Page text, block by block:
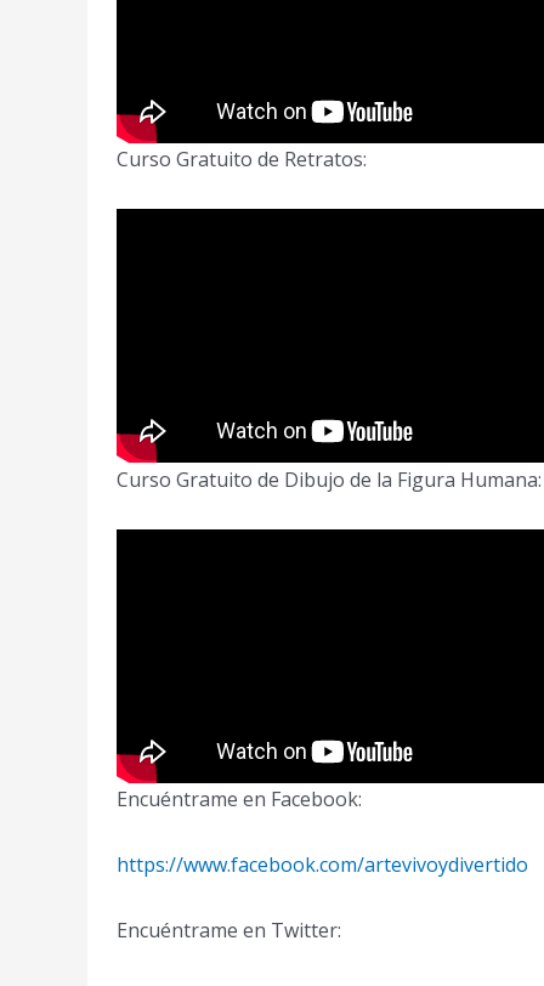
Curso Gratuito de Retratos:
Curso Gratuito de Dibujo de la Figura Humana:
Encuéntrame en Facebook:
https://www.facebook.com/artevivoydivertido
Encuéntrame en Twitter: